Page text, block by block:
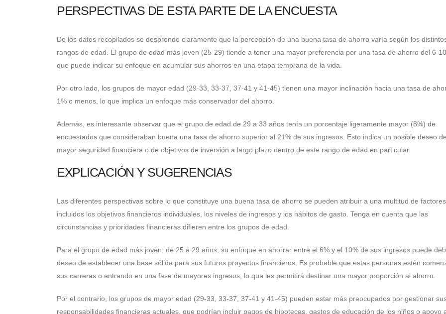
PERSPECTIVAS DE ESTA PARTE DE LA ENCUESTA
De los datos recopilados se desprende claramente que la percepción de una buena tasa de ahorro varía según los
rangos de edad. El grupo de edad más joven (25-29) tiende a tener una mayor preferencia por una tasa de ahorro del 6-
que puede indicar su enfoque en acumular sus ahorros en una etapa temprana de la vida.
Por otro lado, los grupos de mayor edad (29-33, 33-37, 37-41 y 41-45) tienen una mayor inclinación hacia una tasa de
1% o menos, lo que implica un enfoque más conservador del ahorro.
Además, es interesante observar que el grupo de edad de 29 a 33 años tenía un porcentaje ligeramente mayor (8%) de
encuestados que consideraban buena una tasa de ahorro superior al 21% de sus ingresos. Esto indica un posible deseo
mayor seguridad financiera o de objetivos de inversión a largo plazo dentro de este rango de edad en particular.
EXPLICACIÓN Y SUGERENCIAS
Las diferentes perspectivas sobre lo que constituye una buena tasa de ahorro se pueden atribuir a una multitud de factores,
incluidos los objetivos financieros individuales, los niveles de ingresos y los hábitos de gasto. Tenga en cuenta que las
circunstancias y prioridades financieras difieren entre los grupos de edad.
Para el grupo de edad más joven, de 25 a 29 años, su enfoque en ahorrar entre el 6% y el 10% de sus ingresos puede
deseo de establecer una base sólida para sus futuros proyectos financieros. Es probable que estas personas estén
sus carreras o entrando en una fase de mayores ingresos, lo que les permitirá destinar una mayor proporción al ahorro.
Por el contrario, los grupos de mayor edad (29-33, 33-37, 37-41 y 41-45) pueden estar más preocupados por gestionar
responsabilidades financieras actuales, que podrían incluir pagos de hipotecas, gastos de educación de los niños o apoyo